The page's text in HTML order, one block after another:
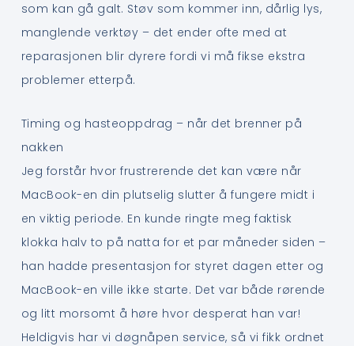
som kan gå galt. Støv som kommer inn, dårlig lys,
manglende verktøy – det ender ofte med at
reparasjonen blir dyrere fordi vi må fikse ekstra
problemer etterpå.
Timing og hasteoppdrag – når det brenner på
nakken
Jeg forstår hvor frustrerende det kan være når
MacBook-en din plutselig slutter å fungere midt i
en viktig periode. En kunde ringte meg faktisk
klokka halv to på natta for et par måneder siden –
han hadde presentasjon for styret dagen etter og
MacBook-en ville ikke starte. Det var både rørende
og litt morsomt å høre hvor desperat han var!
Heldigvis har vi døgnåpen service, så vi fikk ordnet